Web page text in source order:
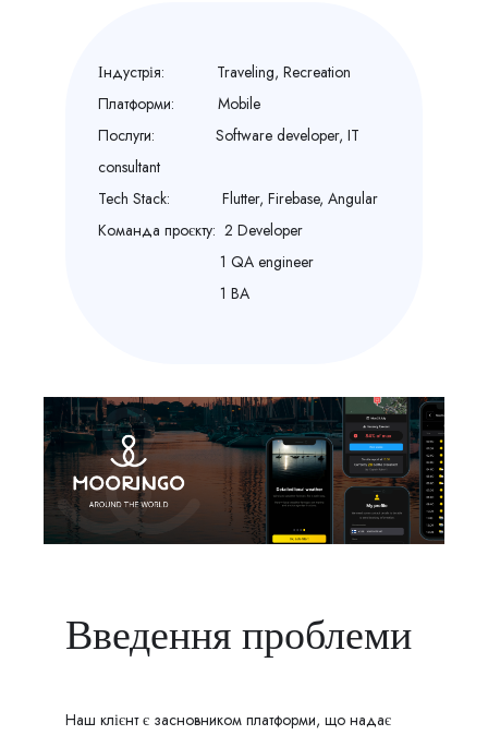
Індустрія: Traveling, Recreation
Платформи: Mobile
Послуги: Software developer, IT
consultant
Tech Stack: Flutter, Firebase, Angular
Команда проєкту: 2 Developer
1 QA engineer
1 BA
Введення проблеми
Наш клієнт є засновником платформи, що надає